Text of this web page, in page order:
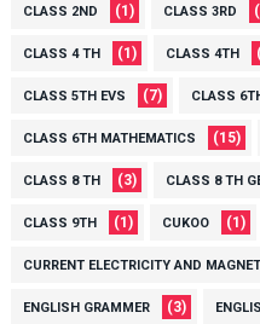
CLASS 2ND (1) CLASS 3RD
CLASS 4 TH (1) CLASS 4TH
CLASS 5TH EVS (7) CLASS
CLASS 6TH MATHEMATICS (15)
CLASS 8 TH (3) CLASS 8 TH
CLASS 9TH (1) CUKOO (1)
CURRENT ELECTRICITY AND
ENGLISH GRAMMER (3)